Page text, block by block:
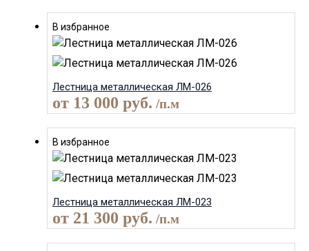
В избранное
Лестница металлическая ЛМ-026
от 13 000 руб. /п.м
В избранное
Лестница металлическая ЛМ-023
от 21 300 руб. /п.м